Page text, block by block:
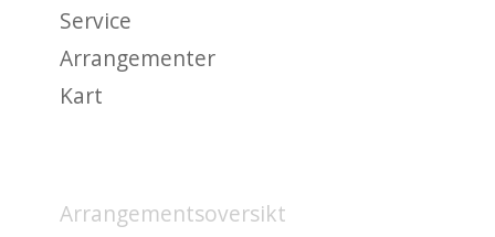
Service
Arrangementer
Kart
Arrangementsoversikt